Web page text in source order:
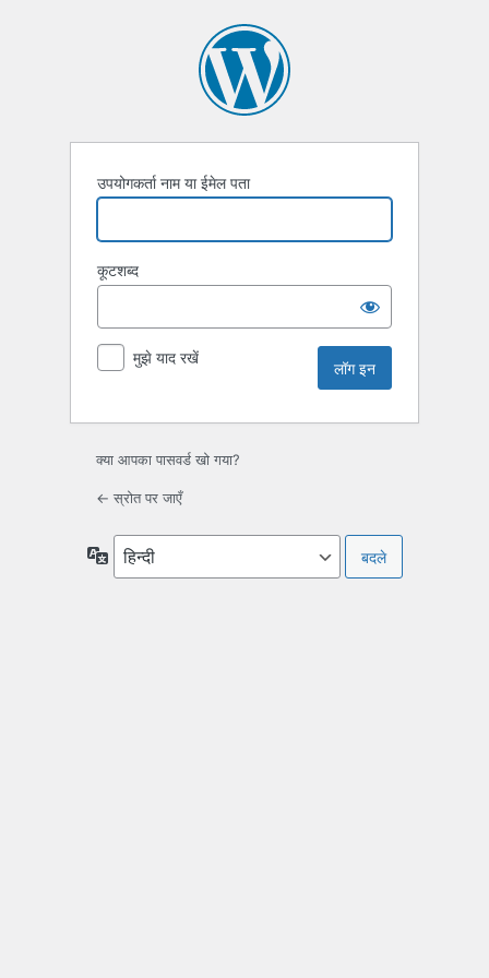
उपयोगकर्ता नाम या ईमेल पता
कूटशब्द
मुझे याद रखें
क्या आपका पासवर्ड खो गया?
← स्रोत पर जाएँ
भाषा